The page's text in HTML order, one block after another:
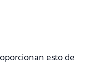
esto de